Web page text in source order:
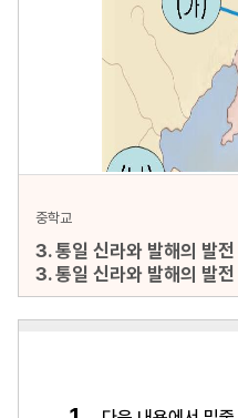
중학교
3. 통일 신라와 발해의 발
3. 통일 신라와 발해의 발전
문항수 : 30문항